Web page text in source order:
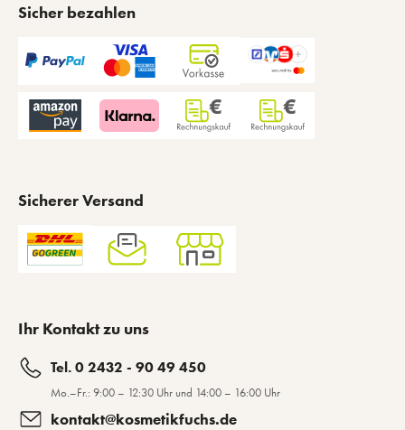
Sicher bezahlen
Sicherer Versand
Ihr Kontakt zu uns
Tel. 0 2432 - 90 49 450
Mo.–Fr.: 9:00 – 12:30 Uhr und 14:00 – 16:00 Uhr
kontakt@kosmetikfuchs.de